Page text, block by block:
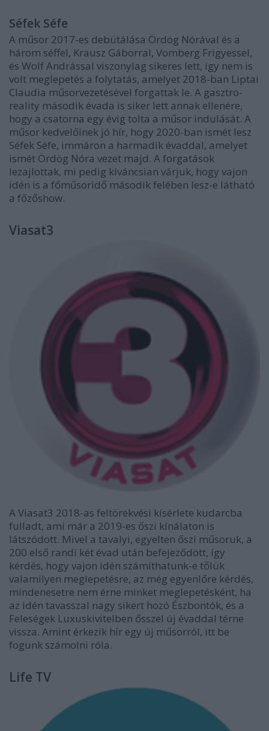
Séfek Séfe
A műsor 2017-es debütálása Ördög Nórával és a
három séffel, Krausz Gáborral, Vomberg Frigyessel,
és Wolf Andrással viszonylag sikeres lett, így nem is
volt meglepetés a folytatás, amelyet 2018-ban Liptai
Claudia műsorvezetésével forgattak le. A gasztro-
reality második évada is siker lett annak ellenére,
hogy a csatorna egy évig tolta a műsor indulását. A
műsor kedvelőinek jó hír, hogy 2020-ban ismét lesz
Séfek Séfe, immáron a harmadik évaddal, amelyet
ismét Ördög Nóra vezet majd. A forgatások
lezajlottak, mi pedig kíváncsian várjuk, hogy vajon
idén is a főműsoridő második felében lesz-e látható
a főzőshow.
Viasat3
A Viasat3 2018-as feltörekvési kísérlete kudarcba
fulladt, ami már a 2019-es őszi kínálaton is
látszódott. Mivel a tavalyi, egyelten őszi műsoruk, a
200 első randi két évad után befejeződött, így
kérdés, hogy vajon idén számíthatunk-e tőlük
valamilyen meglepetésre, az még egyenlőre kérdés,
mindenesetre nem érne minket meglepetésként, ha
az idén tavasszal nagy sikert hozó Észbontók, és a
Feleségek Luxuskivitelben ősszel új évaddal térne
vissza. Amint érkezik hír egy új műsorról, itt be
fogunk számolni róla.
Life TV